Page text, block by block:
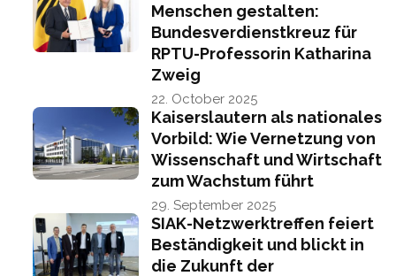
Menschen gestalten:
Bundesverdienstkreuz für
RPTU-Professorin Katharina
Zweig
22. October 2025
Kaiserslautern als nationales
Vorbild: Wie Vernetzung von
Wissenschaft und Wirtschaft
zum Wachstum führt
29. September 2025
SIAK-Netzwerktreffen feiert
Beständigkeit und blickt in
die Zukunft der